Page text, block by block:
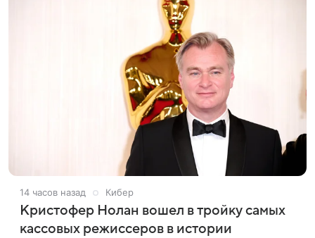
14 часов назад Кибер
Кристофер Нолан вошел в тройку самых
кассовых режиссеров в истории